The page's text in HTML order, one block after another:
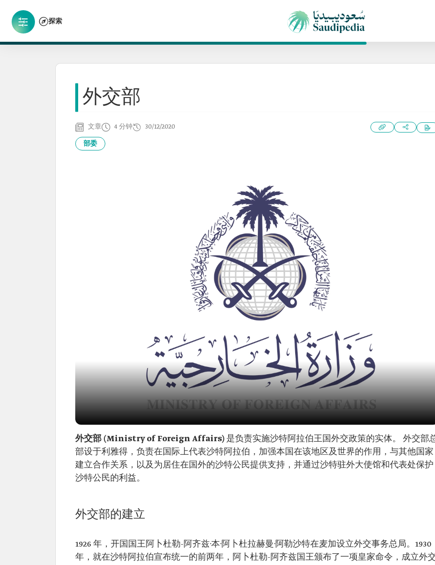
探索
外交部
文章 4 分钟 30/12/2020
部委
外交部 (Ministry of Foreign Affairs) 是负责实施沙特阿拉伯王国外交政策的实体。 外交部
部设于利雅得，负责在国际上代表沙特阿拉伯，加强本国在该地区及世界的作用，与其他国家
建立合作关系，以及为居住在国外的沙特公民提供支持，并通过沙特驻外大使馆和代表处保护
沙特公民的利益。
外交部的建立
1926 年，开国国王阿卜杜勒-阿齐兹·本·阿卜杜拉赫曼·阿勒沙特在麦加设立外交事务总局。1930
年，就在沙特阿拉伯宣布统一的前两年，阿卜杜勒-阿齐兹国王颁布了一项皇家命令，成立外